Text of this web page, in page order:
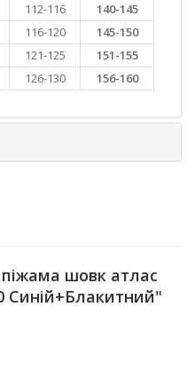
112-116
140-145
116-120
145-150
121-125
151-155
126-130 156-160
шовк атлас
Синій+Блакитний"